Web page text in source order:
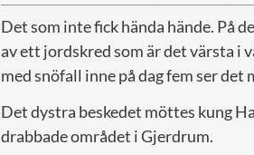
Det som inte fick hända hände. På
av ett jordskred som är det värsta i
med snöfall inne på dag fem ser det
Det dystra beskedet möttes kung
drabbade området i Gjerdrum.